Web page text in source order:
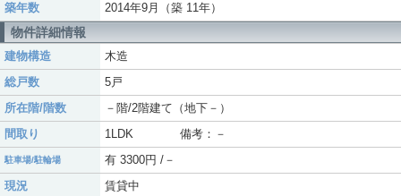
築年数
2014年9月（築 11年）
物件詳細情報
建物構造
木造
総戸数
5戸
所在階/階数
－階/2階建て（地下－）
間取り
1LDK 備考：－
駐車場/駐輪場
有 3300円 /－
現況
賃貸中